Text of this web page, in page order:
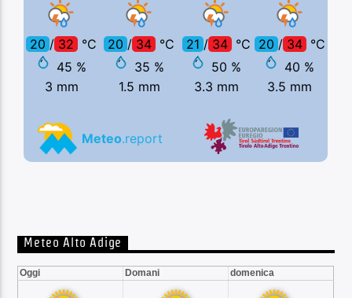
Meteo Alto Adige
Oggi Domani domenica